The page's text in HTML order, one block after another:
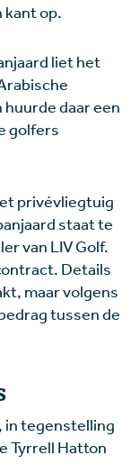
kant op.
liet het
daar een
golfers
privévliegtuig
staat te
van LIV Golf.
Details
maar volgens
tussen de
in tegenstelling
Tyrrell Hatton